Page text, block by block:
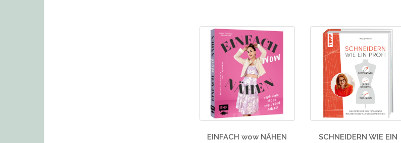
EINFACH wow NÄHEN
SCHNEIDERN WIE EIN